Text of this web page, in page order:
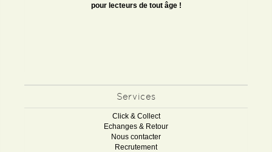
pour lecteurs de tout âge !
Services
Click & Collect
Echanges & Retour
Nous contacter
Recrutement